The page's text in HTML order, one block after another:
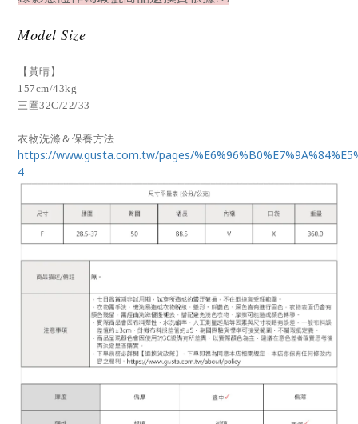
Model Size
【黃晴】
157cm/43kg
三圍32C/22/33
衣物洗滌＆保養方法
https://www.gusta.com.tw/pages/
4